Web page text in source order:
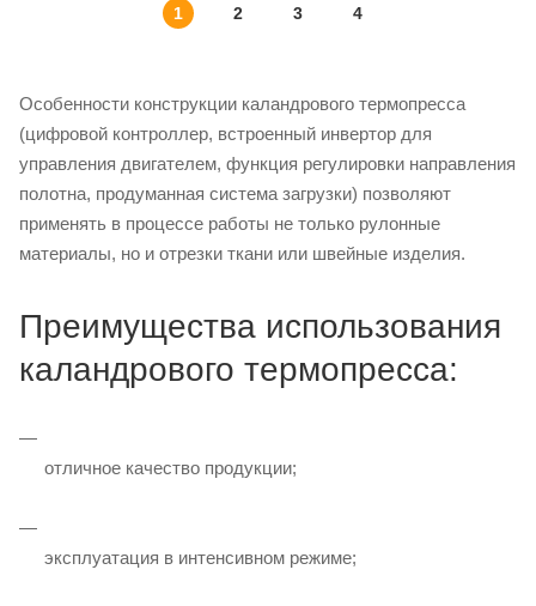
1 2 3 4
Особенности конструкции каландрового термопресса
(цифровой контроллер, встроенный инвертор для
управления двигателем, функция регулировки направления
полотна, продуманная система загрузки) позволяют
применять в процессе работы не только рулонные
материалы, но и отрезки ткани или швейные изделия.
Преимущества использования
каландрового термопресса:
отличное качество продукции;
эксплуатация в интенсивном режиме;